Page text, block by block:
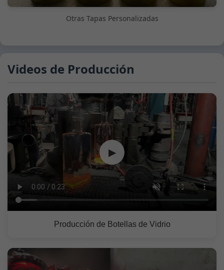
Otras Tapas Personalizadas
Videos de Producción
▶
Producción de Botellas de Vidrio